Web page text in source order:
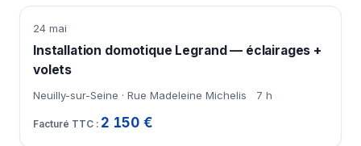
24 mai
Installation domotique Legrand — éclairages +
volets
Neuilly-sur-Seine · Rue Madeleine Michelis 7 h
2 150 €